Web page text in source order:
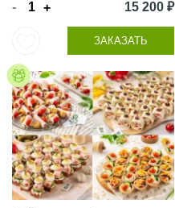
- + 15 200 ₽
ЗАКАЗАТЬ